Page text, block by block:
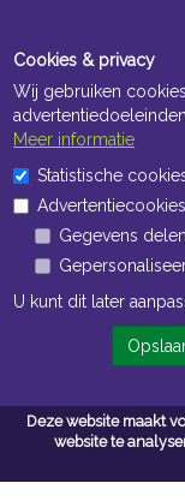
Deze website maakt
website te
ma t/m vr 8:30 uur tot
ma t/m vr 7:00 uur tot
Navigatie
Cookies & privacy
Wij gebruiken
Meer informatie
Statistische
Gegevens
U kunt dit later